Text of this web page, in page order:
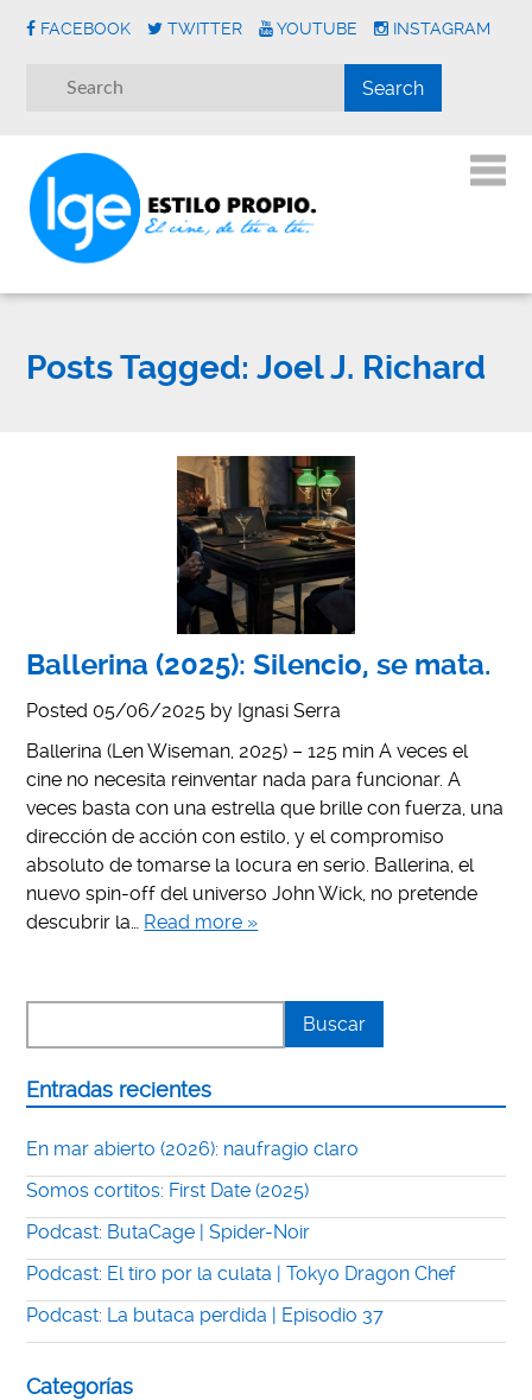
FACEBOOK TWITTER YOUTUBE INSTAGRAM
Posts Tagged: Joel J. Richard
Ballerina (2025): Silencio, se mata.
Posted 05/06/2025 by Ignasi Serra
Ballerina (Len Wiseman, 2025) – 125 min A veces el
cine no necesita reinventar nada para funcionar. A
veces basta con una estrella que brille con fuerza, una
dirección de acción con estilo, y el compromiso
absoluto de tomarse la locura en serio. Ballerina, el
nuevo spin-off del universo John Wick, no pretende
descubrir la… Read more »
Entradas recientes
En mar abierto (2026): naufragio claro
Somos cortitos: First Date (2025)
Podcast: ButaCage | Spider-Noir
Podcast: El tiro por la culata | Tokyo Dragon Chef
Podcast: La butaca perdida | Episodio 37
Categorías